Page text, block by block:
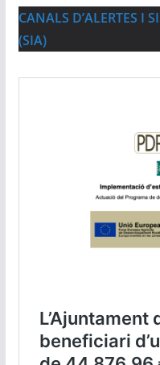
CANALS D’ALERTES I
(SIA)